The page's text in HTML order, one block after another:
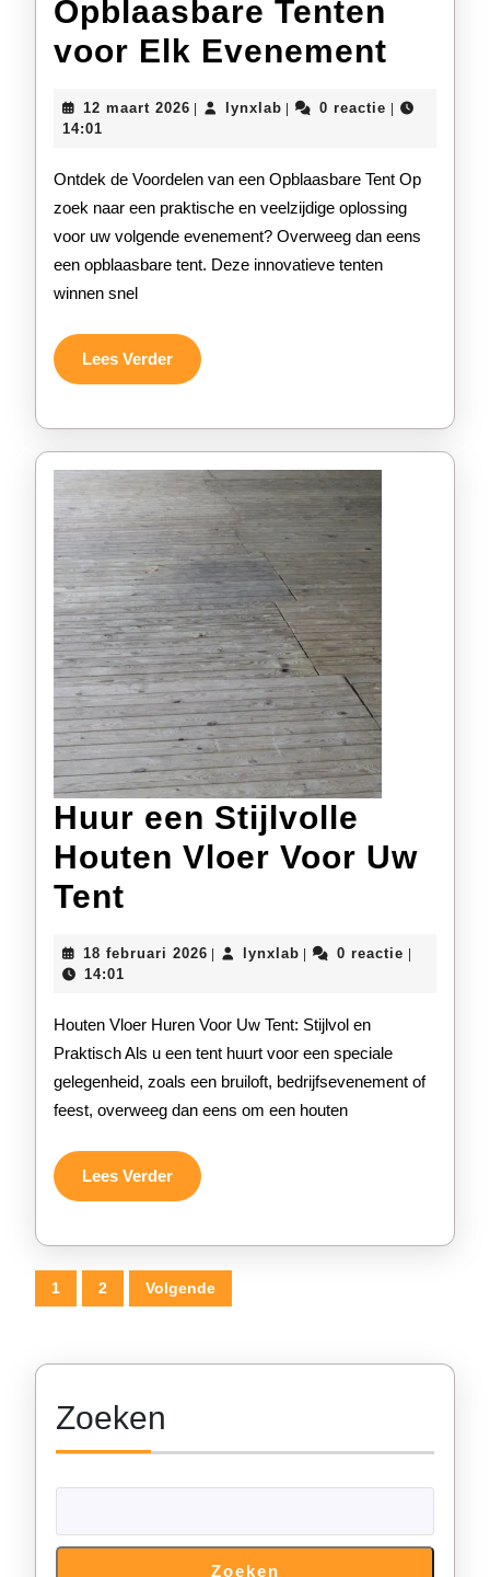
Opblaasbare Tenten
voor Elk Evenement
van
12 maart 2026 12
lynxlablynxlab0 reactie
14:01
Ontdek de Voordelen van een Opblaasbare Tent Op
zoek naar een praktische en veelzijdige oplossing
voor uw volgende evenement? Overweeg dan eens
een opblaasbare tent. Deze innovatieve tenten
winnen snel
Lees VerderLees
Verder
Huur een Stijlvolle
Houten Vloer Voor Uw
Tent
Stijlvolle
Houten
Vloer
Voor
Uw
Tent
18 februari 2026 18
lynxlablynxlab0 reactie
14:01
Houten Vloer Huren Voor Uw Tent: Stijlvol en
Praktisch Als u een tent huurt voor een speciale
gelegenheid, zoals een bruiloft, bedrijfsevenement of
feest, overweeg dan eens om een houten
Lees VerderLees
Verder
Berichten
paginering
1 2 Volgende
Zoeken
Zoeken